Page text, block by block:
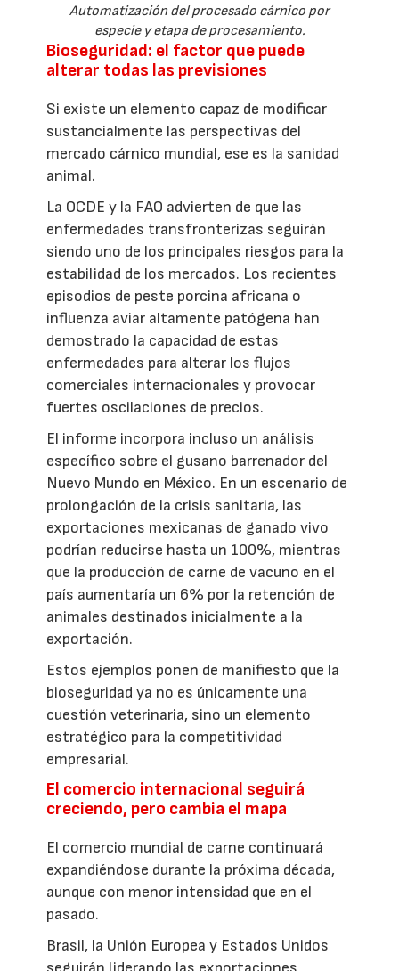
Automatización del procesado cárnico por
especie y etapa de procesamiento.
Bioseguridad: el factor que puede
alterar todas las previsiones
Si existe un elemento capaz de modificar
sustancialmente las perspectivas del
mercado cárnico mundial, ese es la sanidad
animal.
La OCDE y la FAO advierten de que las
enfermedades transfronterizas seguirán
siendo uno de los principales riesgos para la
estabilidad de los mercados. Los recientes
episodios de peste porcina africana o
influenza aviar altamente patógena han
demostrado la capacidad de estas
enfermedades para alterar los flujos
comerciales internacionales y provocar
fuertes oscilaciones de precios.
El informe incorpora incluso un análisis
específico sobre el gusano barrenador del
Nuevo Mundo en México. En un escenario de
prolongación de la crisis sanitaria, las
exportaciones mexicanas de ganado vivo
podrían reducirse hasta un 100%, mientras
que la producción de carne de vacuno en el
país aumentaría un 6% por la retención de
animales destinados inicialmente a la
exportación.
Estos ejemplos ponen de manifiesto que la
bioseguridad ya no es únicamente una
cuestión veterinaria, sino un elemento
estratégico para la competitividad
empresarial.
El comercio internacional seguirá
creciendo, pero cambia el mapa
El comercio mundial de carne continuará
expandiéndose durante la próxima década,
aunque con menor intensidad que en el
pasado.
Brasil, la Unión Europea y Estados Unidos